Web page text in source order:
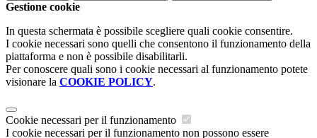
Gestione cookie
In questa schermata è possibile scegliere quali cookie consentire.
I cookie necessari sono quelli che consentono il funzionamento della
piattaforma e non è possibile disabilitarli.
Per conoscere quali sono i cookie necessari al funzionamento potete
visionare la COOKIE POLICY.
Cookie necessari per il funzionamento
I cookie necessari per il funzionamento non possono essere